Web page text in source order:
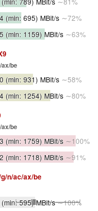
(min: 695) MBit/s ∼72%
(min: 1159) MBit/s ∼63%
​ax/​be
(min: 931) MBit/s ∼58%
(min: 1254) MBit/s ∼80%
​ax/​be
(min: 1759) MBit/s ∼100%
(min: 1718) MBit/s ∼91%
​n/​ac/​ax/​be
(min: 595)MBit/s∼100%